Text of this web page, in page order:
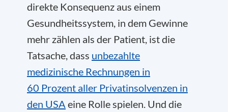
direkte Konsequenz aus einem
Gesundheitssystem, in dem Gewinne
mehr zählen als der Patient, ist die
Tatsache, dass unbezahlte
medizinische Rechnungen in
60 Prozent aller Privatinsolvenzen in
den USA eine Rolle spielen. Und die